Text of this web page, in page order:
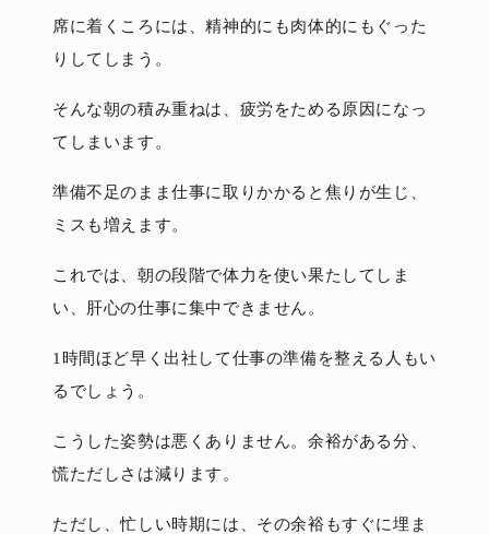
席に着くころには、精神的にも肉体的にもぐった
りしてしまう。
そんな朝の積み重ねは、疲労をためる原因になっ
てしまいます。
準備不足のまま仕事に取りかかると焦りが生じ、
ミスも増えます。
これでは、朝の段階で体力を使い果たしてしま
い、肝心の仕事に集中できません。
1時間ほど早く出社して仕事の準備を整える人もい
るでしょう。
こうした姿勢は悪くありません。余裕がある分、
慌ただしさは減ります。
ただし、忙しい時期には、その余裕もすぐに埋ま